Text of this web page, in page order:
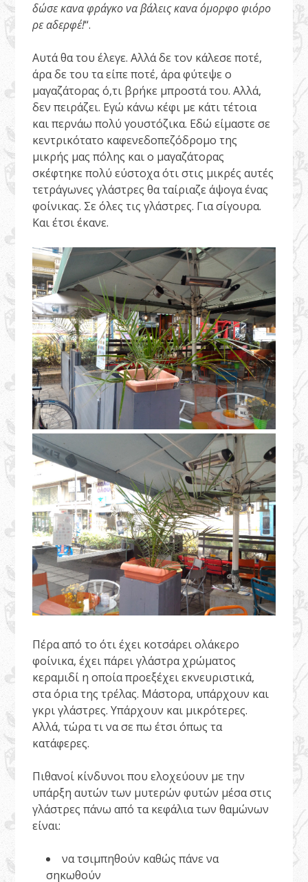
δώσε κανα φράγκο να βάλεις κανα όμορφο φιόρο
ρε αδερφέ!“.
Αυτά θα του έλεγε. Αλλά δε τον κάλεσε ποτέ,
άρα δε του τα είπε ποτέ, άρα φύτεψε ο
μαγαζάτορας ό,τι βρήκε μπροστά του. Αλλά,
δεν πειράζει. Εγώ κάνω κέφι με κάτι τέτοια
και περνάω πολύ γουστόζικα. Εδώ είμαστε σε
κεντρικότατο καφενεδοπεζόδρομο της
μικρής μας πόλης και ο μαγαζάτορας
σκέφτηκε πολύ εύστοχα ότι στις μικρές αυτές
τετράγωνες γλάστρες θα ταίριαζε άψογα ένας
φοίνικας. Σε όλες τις γλάστρες. Για σίγουρα.
Και έτσι έκανε.
Πέρα από το ότι έχει κοτσάρει ολάκερο
φοίνικα, έχει πάρει γλάστρα χρώματος
κεραμιδί η οποία προεξέχει εκνευριστικά,
στα όρια της τρέλας. Μάστορα, υπάρχουν και
γκρι γλάστρες. Υπάρχουν και μικρότερες.
Αλλά, τώρα τι να σε πω έτσι όπως τα
κατάφερες.
Πιθανοί κίνδυνοι που ελοχεύουν με την
υπάρξη αυτών των μυτερών φυτών μέσα στις
γλάστρες πάνω από τα κεφάλια των θαμώνων
είναι:
να τσιμπηθούν καθώς πάνε να
σηκωθούν